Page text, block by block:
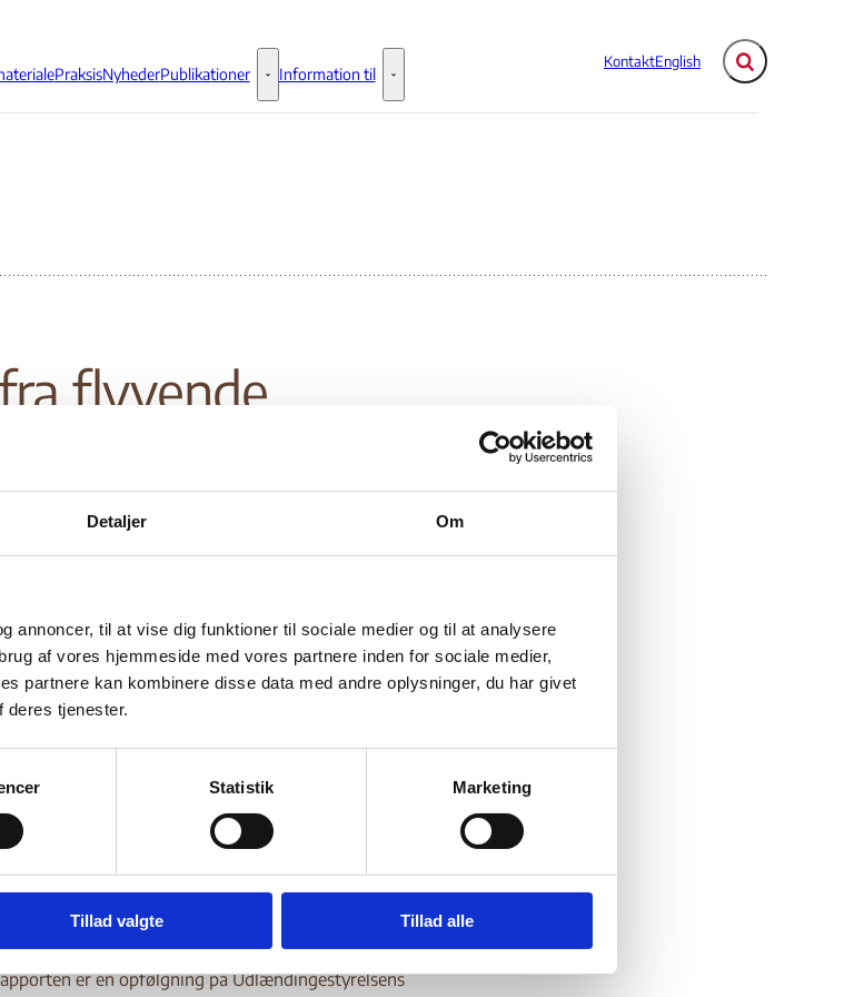
Detaljer Om
annoncer, til at vise dig funktioner til sociale medier og til at analysere
af vores hjemmeside med vores partnere inden for sociale medier,
partnere kan kombinere disse data med andre oplysninger, du har givet
deres tjenester.
Statistik Marketing
Tillad valgte Tillad alle
KontaktEnglish Fold søgefelt ud
PraksisNyhederPublikationer Publikationer - Flere links
Information til Information til - Flere links
flyvende
27. oktober
(US)Georgien (I)
generelle sikkerhedssituation samt generelle
ind- og udrejseforhold, forholdene i
og Sydossetiensamtmilitærforhold.
over Georgien, Kort over Galiområdet, Leder fra The
2000, Uddrag af lovbestemmelser med hensyn til
Public Defender of Georgia, 1999. Uddraget
af rapporten Irregular Migration and Trafficking in
IOM International Organization for Migration.
er en opfølgning på Udlændingestyrelsens